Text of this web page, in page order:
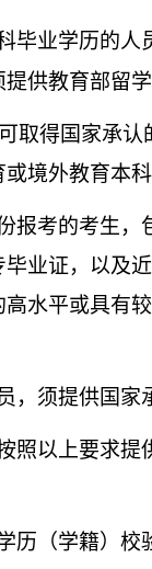
毕业学历的
供教育部留
取得国家承
境外教育本
报考的考生
业证，以及近
水平或具有
，须提供国
照以上要求
历（学籍）校